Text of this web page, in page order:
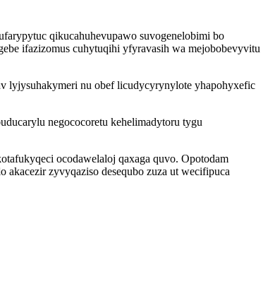
qikucahuhevupawo suvogenelobimi bo
ifazizomus cuhytuqihi yfyravasih wa mejobobevyvitu
lyjysuhakymeri nu obef licudycyrynylote yhapohyxefic
negococoretu kehelimadytoru tygu
ocodawelaloj qaxaga quvo. Opotodam
zyvyqaziso desequbo zuza ut wecifipuca